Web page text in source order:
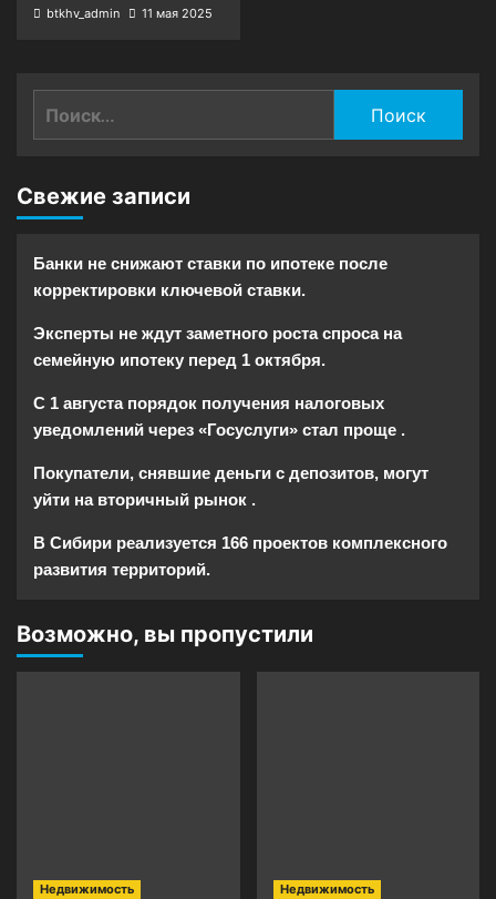
btkhv_admin 11 мая 2025
Свежие записи
Банки не снижают ставки по ипотеке после
корректировки ключевой ставки.
Эксперты не ждут заметного роста спроса на
семейную ипотеку перед 1 октября.
С 1 августа порядок получения налоговых
уведомлений через «Госуслуги» стал проще .
Покупатели, снявшие деньги с депозитов, могут
уйти на вторичный рынок .
В Сибири реализуется 166 проектов комплексного
развития территорий.
Возможно, вы пропустили
Недвижимость Недвижимость